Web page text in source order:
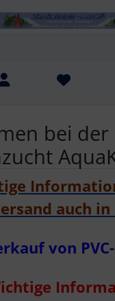
bei der
auch in
von